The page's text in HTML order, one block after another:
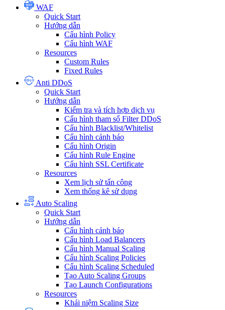
WAF
Quick Start
Hướng dẫn
Cấu hình Policy
Cấu hình WAF
Resources
Custom Rules
Fixed Rules
Anti DDoS
Quick Start
Hướng dẫn
Kiểm tra và tích hợp dịch vụ
Cấu hình tham số Filter DDoS
Cấu hình Blacklist/Whitelist
Cấu hình cảnh báo
Cấu hình Origin
Cấu hình Rule Engine
Cấu hình SSL Certificate
Resources
Xem lịch sử tấn công
Xem thống kê sử dụng
Auto Scaling
Quick Start
Hướng dẫn
Cấu hình cảnh báo
Cấu hình Load Balancers
Cấu hình Manual Scaling
Cấu hình Scaling Policies
Cấu hình Scaling Scheduled
Tạo Auto Scaling Groups
Tạo Launch Configurations
Resources
Khái niệm Scaling Size